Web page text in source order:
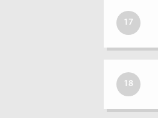
17
18